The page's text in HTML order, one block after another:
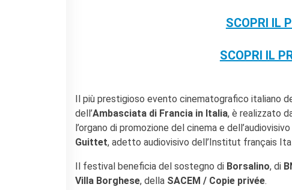
SCOPRI IL
SCOPRI IL
Il più prestigioso evento cinematografico italiano
dell’Ambasciata di Francia in Italia, è realizzato
l’organo di promozione del cinema e
Guittet, adetto audiovisivo dell’Institut français
Il festival beneficia del sostegno di Borsalino, di
Villa Borghese, della SACEM / Copie privée.